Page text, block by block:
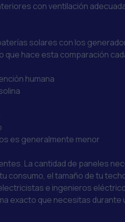
con ventilación
solares con los
hace esta comparación
humana
es generalmente menor
La cantidad de paneles
consumo, el tamaño de tu
e ingenieros
exacto que necesitas durante